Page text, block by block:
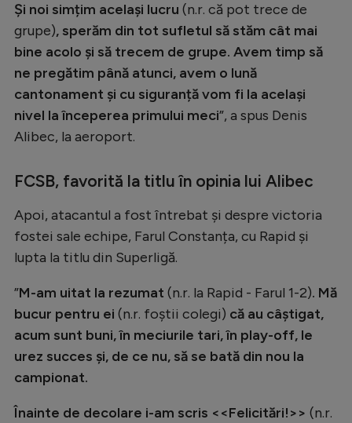
Și noi simțim același lucru (n.r. că pot trece de
grupe), sperăm din tot sufletul să stăm cât mai
bine acolo și să trecem de grupe. Avem timp să
ne pregătim până atunci, avem o lună
cantonament și cu siguranță vom fi la același
nivel la începerea primului meci”, a spus Denis
Alibec, la aeroport.
FCSB, favorită la titlu în opinia lui Alibec
Apoi, atacantul a fost întrebat și despre victoria
fostei sale echipe, Farul Constanța, cu Rapid și
lupta la titlu din Superligă.
”M-am uitat la rezumat (n.r. la Rapid - Farul 1-2). Mă
bucur pentru ei (n.r. foștii colegi) că au câștigat,
acum sunt buni, în meciurile tari, în play-off, le
urez succes și, de ce nu, să se bată din nou la
campionat.
Înainte de decolare i-am scris <<Felicitări!>> (n.r.